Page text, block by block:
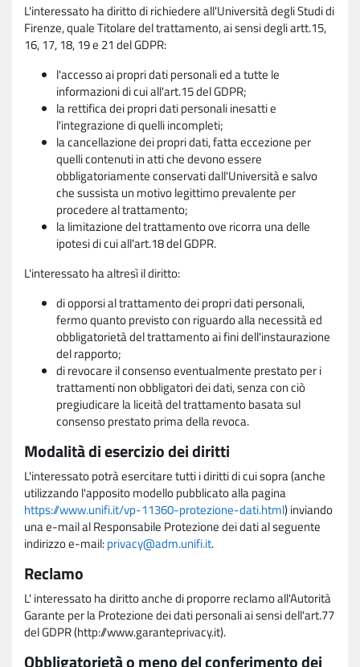
L'interessato ha diritto di richiedere all'Università degli Studi di
Firenze, quale Titolare del trattamento, ai sensi degli artt.15,
16, 17, 18, 19 e 21 del GDPR:
l'accesso ai propri dati personali ed a tutte le
informazioni di cui all'art.15 del GDPR;
la rettifica dei propri dati personali inesatti e
l'integrazione di quelli incompleti;
la cancellazione dei propri dati, fatta eccezione per
quelli contenuti in atti che devono essere
obbligatoriamente conservati dall'Università e salvo
che sussista un motivo legittimo prevalente per
procedere al trattamento;
la limitazione del trattamento ove ricorra una delle
ipotesi di cui all'art.18 del GDPR.
L'interessato ha altresì il diritto:
di opporsi al trattamento dei propri dati personali,
fermo quanto previsto con riguardo alla necessità ed
obbligatorietà del trattamento ai fini dell'instaurazione
del rapporto;
di revocare il consenso eventualmente prestato per i
trattamenti non obbligatori dei dati, senza con ciò
pregiudicare la liceità del trattamento basata sul
consenso prestato prima della revoca.
Modalità di esercizio dei diritti
L'interessato potrà esercitare tutti i diritti di cui sopra (anche
utilizzando l'apposito modello pubblicato alla pagina
https://www.unifi.it/vp-11360-protezione-dati.html) inviando
una e-mail al Responsabile Protezione dei dati al seguente
indirizzo e-mail:privacy@adm.unifi.it.
Reclamo
L' interessato ha diritto anche di proporre reclamo all'Autorità
Garante per la Protezione dei dati personali ai sensi dell'art.77
del GDPR (http://www.garanteprivacy.it).
Obbligatorietà o meno del conferimento dei